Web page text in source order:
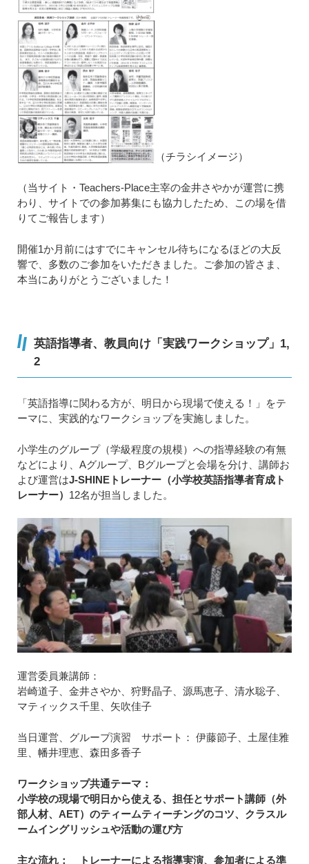
（チラシイメージ）
（当サイト・Teachers-Place主宰の金井さやかが運営に携
わり、サイトでの参加募集にも協力したため、この場を借
りてご報告します）
開催1か月前にはすでにキャンセル待ちになるほどの大反
響で、多数のご参加をいただきました。ご参加の皆さま、
本当にありがとうございました！
英語指導者、教員向け「実践ワークショップ」1,
2
「英語指導に関わる方が、明日から現場で使える！」をテ
ーマに、実践的なワークショップを実施しました。
小学生のグループ（学級程度の規模）への指導経験の有無
などにより、Aグループ、Bグループと会場を分け、講師お
よび運営はJ-SHINEトレーナー（小学校英語指導者育成ト
レーナー） 12名が担当しました。
運営委員兼講師：
岩崎道子、金井さやか、狩野晶子、源馬恵子、清水聡子、
マティックス千里、矢吹佳子
当日運営、グループ演習 サポート： 伊藤節子、土屋佳雅
里、幡井理恵、森田多香子
ワークショップ共通テーマ：
小学校の現場で明日から使える、担任とサポート講師（外
部人材、AET）のティームティーチングのコツ、クラスル
ームイングリッシュや活動の運び方
主な流れ： トレーナーによる指導実演、参加者による準